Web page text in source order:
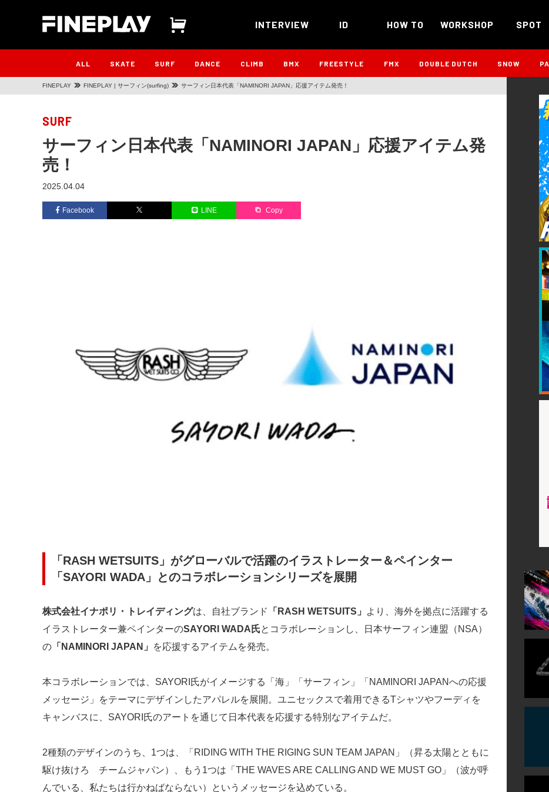
INTERVIEW ID HOW TO WORKSHOP SPOT
ALL SKATE SURF DANCE CLIMB BMX FREESTYLE FMX DOUBLE DUTCH SNOW
FINEPLAY FINEPLAY | サーフィン(surfing) サーフィン日本代表「NAMINORI JAPAN」応援アイテム発売！
SURF
サーフィン日本代表「NAMINORI JAPAN」応援アイテム発
売！
2025.04.04
Facebook LINE Copy
「RASH WETSUITS」がグローバルで活躍のイラストレーター＆ペインター
「SAYORI WADA」とのコラボレーションシリーズを展開
株式会社イナポリ・トレイディングは、自社ブランド 「RASH WETSUITS」
より、海外を拠点に活躍する
イラストレーター兼ペインターのSAYORI WADA氏とコラボレーションし、日本サーフィン連盟（NSA）
の 「NAMINORI JAPAN」 を応援するアイテムを発売。
本コラボレーションでは、SAYORI氏がイメージする「海」「サーフィン」「NAMINORI JAPANへの応援
メッセージ」をテーマにデザインしたアパレルを展開。ユニセックスで着用できるTシャツやフーディを
キャンバスに、SAYORI氏のアートを通じて日本代表を応援する特別なアイテムだ。
2種類のデザインのうち、1つは、「RIDING WITH THE RIGING SUN TEAM JAPAN」（昇る太陽とともに
駆け抜けろ チームジャパン）、もう1つは「THE WAVES ARE CALLING AND WE MUST GO」（波が呼
んでいる、私たちは行かねばならない）というメッセージを込めている。